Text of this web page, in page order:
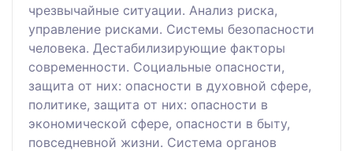
чрезвычайные ситуации. Анализ риска,
управление рисками. Системы безопасности
человека. Дестабилизирующие факторы
современности. Социальные опасности,
защита от них: опасности в духовной сфере,
политике, защита от них: опасности в
экономической сфере, опасности в быту,
повседневной жизни. Система органов